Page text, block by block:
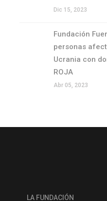
Dic 15, 2023
Fundación
personas
Ucrania con
ROJA
Abr 05, 2023
LA FUNDACIÓN